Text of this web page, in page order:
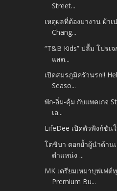
Street...
เหตุผลที่ต้องมางาน ผ้า
Chang...
​“T&B Kids” ปลื้ม โปรเจ
แสต...
เปิดสมรภูมิครัวนรก!!
Seaso...
พัก-อิ่ม-คุ้ม กับแพคเกจ
เอ...
LifeDee เปิดตัวฟังก์ชัน
โตชิบา ตอกย้ำผู้นำด้าน
ตำแหน่ง ...
MK เตรียมเหมาบุฟเฟต์
Premium Bu...